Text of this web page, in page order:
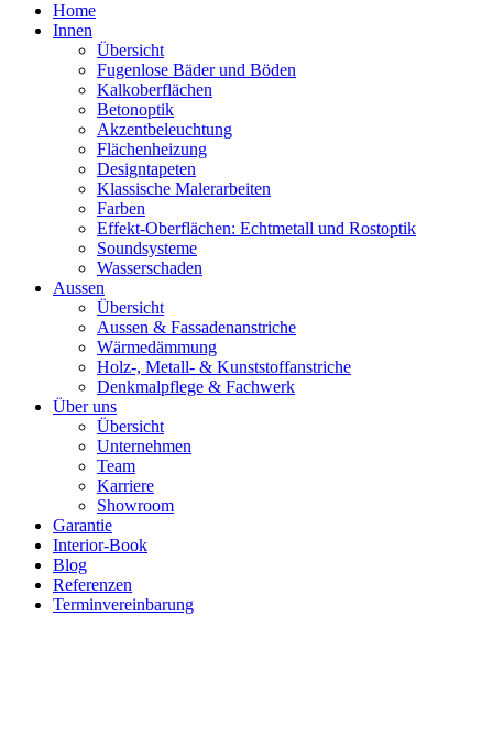
Home
Innen
Übersicht
Fugenlose Bäder und Böden
Kalkoberflächen
Betonoptik
Akzentbeleuchtung
Flächenheizung
Designtapeten
Klassische Malerarbeiten
Farben
Effekt-Oberflächen: Echtmetall und Rostoptik
Soundsysteme
Wasserschaden
Aussen
Übersicht
Aussen & Fassadenanstriche
Wärmedämmung
Holz-, Metall- & Kunststoffanstriche
Denkmalpflege & Fachwerk
Über uns
Übersicht
Unternehmen
Team
Karriere
Showroom
Garantie
Interior-Book
Blog
Referenzen
Terminvereinbarung